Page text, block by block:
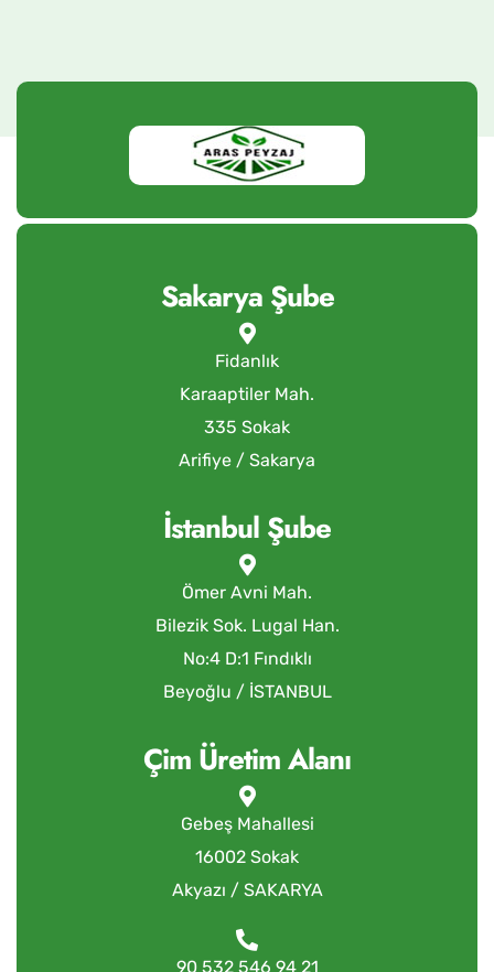
Sakarya Şube
Fidanlık
Karaaptiler Mah.
335 Sokak
Arifiye / Sakarya
İstanbul Şube
Ömer Avni Mah.
Bilezik Sok. Lugal Han.
No:4 D:1 Fındıklı
Beyoğlu / İSTANBUL
Çim Üretim Alanı
Gebeş Mahallesi
16002 Sokak
Akyazı / SAKARYA
90 532 546 94 21